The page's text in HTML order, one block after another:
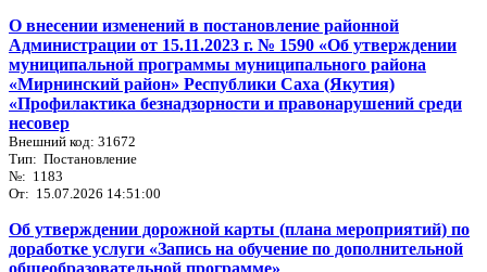
О внесении изменений в постановление районной
Администрации от 15.11.2023 г. № 1590 «Об утверждении
муниципальной программы муниципального района
«Мирнинский район» Республики Саха (Якутия)
«Профилактика безнадзорности и правонарушений среди
несовер
Внешний код: 31672
Тип: Постановление
№: 1183
От: 15.07.2026 14:51:00
Об утверждении дорожной карты (плана мероприятий) по
доработке услуги «Запись на обучение по дополнительной